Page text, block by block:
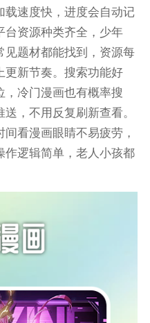
载速度快，进度会自动记
台资源种类齐全，少年
见题材都能找到，资源每
更新节奏。搜索功能好
，冷门漫画也有概率搜
，不用反复刷新查看。
看漫画眼睛不易疲劳，
作逻辑简单，老人小孩都